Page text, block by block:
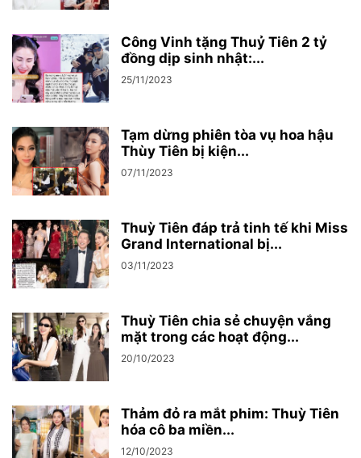
Công Vinh tặng Thuỷ Tiên 2 tỷ
đồng dịp sinh nhật:...
25/11/2023
Tạm dừng phiên tòa vụ hoa hậu
Thùy Tiên bị kiện...
07/11/2023
Thuỳ Tiên đáp trả tinh tế khi Miss
Grand International bị...
03/11/2023
Thuỳ Tiên chia sẻ chuyện vắng
mặt trong các hoạt động...
20/10/2023
Thảm đỏ ra mắt phim: Thuỳ Tiên
hóa cô ba miền...
12/10/2023